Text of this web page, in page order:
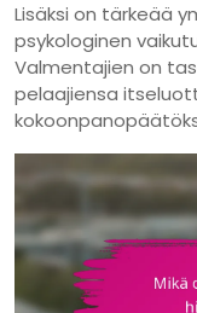
Lisäksi on tärkeää
psykologinen
Valmentajien on
pelaajiensa